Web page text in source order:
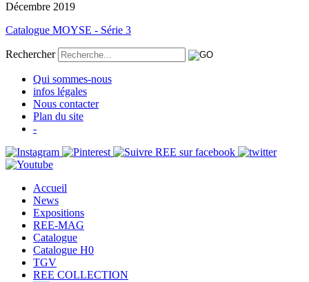
Décembre 2019
Catalogue MOYSE - Série 3
Rechercher
Qui sommes-nous
infos légales
Nous contacter
Plan du site
-
Accueil
News
Expositions
REE-MAG
Catalogue
Catalogue H0
TGV
REE COLLECTION